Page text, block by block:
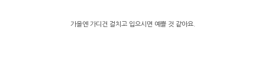
가을엔 가디건 걸치고 입으시면 예쁠 것 같아요.